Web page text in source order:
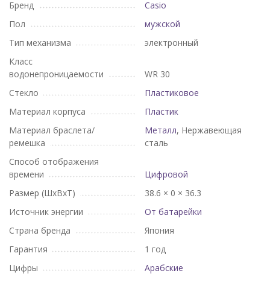
Бренд
Casio
Пол
мужской
Тип механизма
электронный
Класс
водонепроницаемости
WR 30
Стекло
Пластиковое
Материал корпуса
Пластик
Материал браслета/
ремешка
Металл, Нержавеющая
сталь
Способ отображения
времени
Цифровой
Размер (ШхВхТ)
38.6 × 0 × 36.3
Источник энергии
От батарейки
Страна бренда
Япония
Гарантия
1 год
Цифры
Арабские